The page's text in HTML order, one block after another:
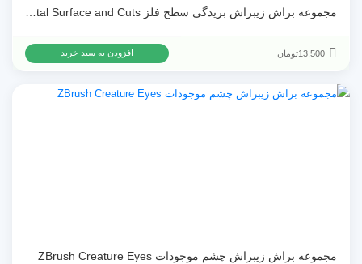
مجموعه براش زیبراش بریدگی سطح فلز Quick Metal Surface and Cuts
13,500تومان افزودن به سبد خرید
مجموعه براش زیبراش چشم موجودات ZBrush Creature Eyes